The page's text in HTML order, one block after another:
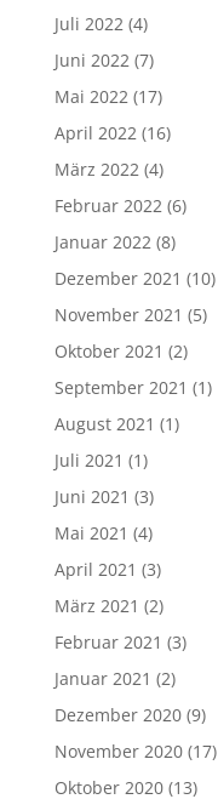
Juli 2022(4)
Juni 2022(7)
Mai 2022(17)
April 2022(16)
März 2022(4)
Februar 2022(6)
Januar 2022(8)
Dezember 2021 (10)
November 2021 (5)
Oktober 2021 (2)
September 2021 (1)
August 2021 (1)
Juli 2021 (1)
Juni 2021 (3)
Mai 2021 (4)
April 2021 (3)
März 2021 (2)
Februar 2021 (3)
Januar 2021 (2)
Dezember 2020(9)
November 2020(17)
Oktober 2020(13)